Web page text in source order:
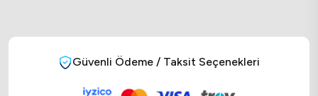
Güvenli Ödeme / Taksit Seçenekleri